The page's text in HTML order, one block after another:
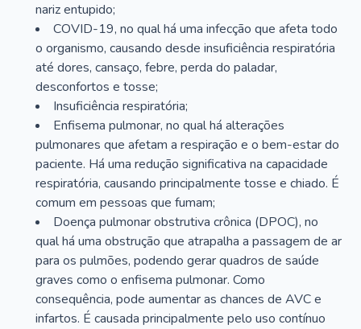
nariz entupido;
COVID-19, no qual há uma infecção que afeta todo
o organismo, causando desde insuficiência respiratória
até dores, cansaço, febre, perda do paladar,
desconfortos e tosse;
Insuficiência respiratória;
Enfisema pulmonar, no qual há alterações
pulmonares que afetam a respiração e o bem-estar do
paciente. Há uma redução significativa na capacidade
respiratória, causando principalmente tosse e chiado. É
comum em pessoas que fumam;
Doença pulmonar obstrutiva crônica (DPOC), no
qual há uma obstrução que atrapalha a passagem de ar
para os pulmões, podendo gerar quadros de saúde
graves como o enfisema pulmonar. Como
consequência, pode aumentar as chances de AVC e
infartos. É causada principalmente pelo uso contínuo